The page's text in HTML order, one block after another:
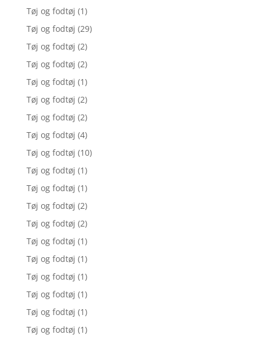
Tøj og fodtøj (1)
Tøj og fodtøj (29)
Tøj og fodtøj (2)
Tøj og fodtøj (2)
Tøj og fodtøj (1)
Tøj og fodtøj (2)
Tøj og fodtøj (2)
Tøj og fodtøj (4)
Tøj og fodtøj (10)
Tøj og fodtøj (1)
Tøj og fodtøj (1)
Tøj og fodtøj (2)
Tøj og fodtøj (2)
Tøj og fodtøj (1)
Tøj og fodtøj (1)
Tøj og fodtøj (1)
Tøj og fodtøj (1)
Tøj og fodtøj (1)
Tøj og fodtøj (1)